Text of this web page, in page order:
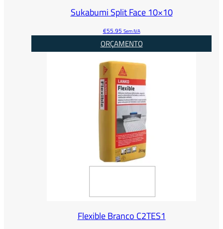
Sukabumi Split Face 10×10
€55.95 Sem IVA
ORÇAMENTO
Flexible Branco C2TES1